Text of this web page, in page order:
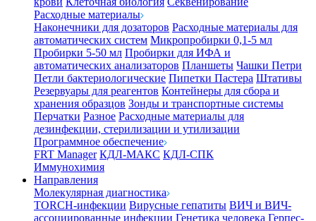
Расходные материалы
Наконечники для дозаторов Расходные материалы для
автоматических систем Микропробирки 0,1-5 мл
Пробирки 5-50 мл Пробирки для ИФА и
автоматических анализаторов Планшеты Чашки Петри
Петли бактериологические Пипетки Пастера Штативы
Резервуары для реагентов Контейнеры для сбора и
хранения образцов Зонды и транспортные системы
Перчатки Разное Расходные материалы для
дезинфекции, стерилизации и утилизации
Программное обеспечение
FRT Manager КДЛ-МАКС КДЛ-СПК
Иммунохимия
Направления
Молекулярная диагностика
TORCH-инфекции Вирусные гепатиты ВИЧ и ВИЧ-
ассоциированные инфекции Генетика человека Герпес-